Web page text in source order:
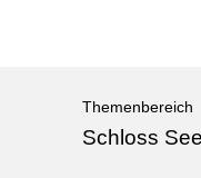
Themenbereich
Schloss